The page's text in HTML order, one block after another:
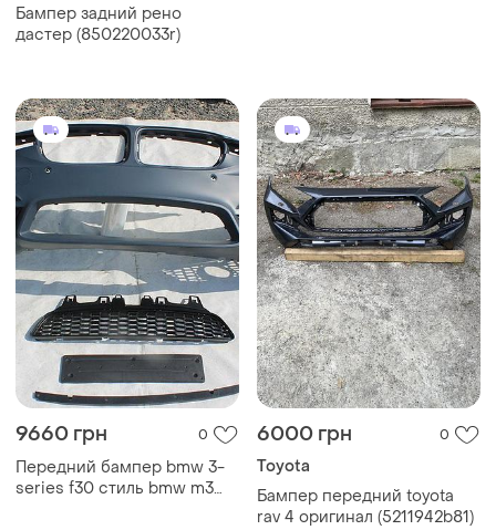
Бампер задний рено
дастер (850220033r)
9660 грн 0
Передний бампер bmw 3-
series f30 стиль bmw m3
6000 грн 0
Toyota
Бампер передний toyota
rav 4 оригинал (5211942b81)